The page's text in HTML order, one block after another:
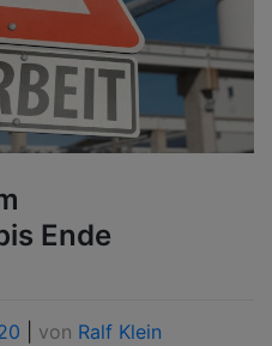
Ende
von Ralf Klein